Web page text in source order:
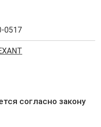
0517
согласно закону